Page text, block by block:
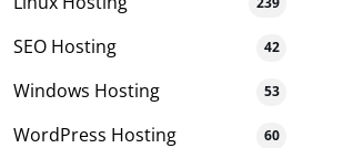
SEO Hosting 42
Windows Hosting 53
WordPress Hosting 60